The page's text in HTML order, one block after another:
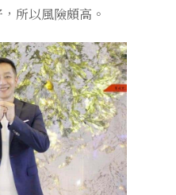
所以風險頗高。